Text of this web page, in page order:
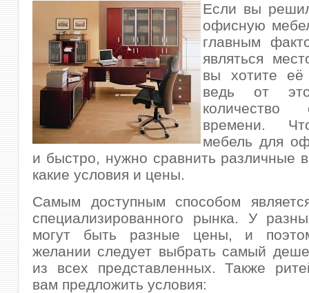
Если вы
офисную
главным
являться
вы хотите её
ведь от
времени.
мебель для
и быстро, нужно сравнить различные
какие условия и цены.
Самым доступным способом
специализированного рынка. У
могут быть разные цены, и
желании следует выбрать самый
из всех представленных. Также
вам предложить условия: